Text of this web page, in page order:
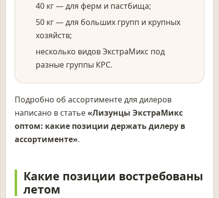
40 кг — для ферм и пастбища;
50 кг — для больших групп и крупных
хозяйств;
несколько видов ЭкстраМикс под
разные группы КРС.
Подробно об ассортименте для дилеров
написано в статье«Лизунцы ЭкстраМикс
оптом: какие позиции держать дилеру в
ассортименте».
Какие позиции востребованы
летом